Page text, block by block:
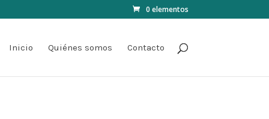
0 elementos
Inicio Quiénes somos Contacto